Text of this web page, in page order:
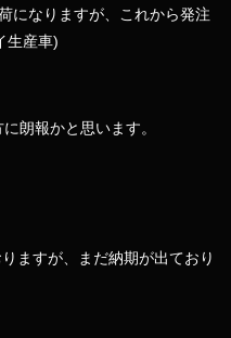
になりますが、これから発注
生産車)
朗報かと思います。
ますが、まだ納期が出ており